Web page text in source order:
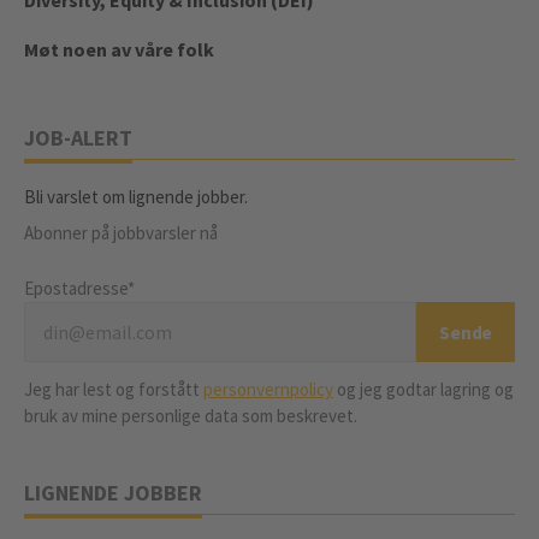
Møt noen av våre folk
JOB-ALERT
Bli varslet om lignende jobber.
Abonner på jobbvarsler nå
Epostadresse*
Jeg har lest og forstått personvernpolicy og jeg godtar lagring og
bruk av mine personlige data som beskrevet.
LIGNENDE JOBBER